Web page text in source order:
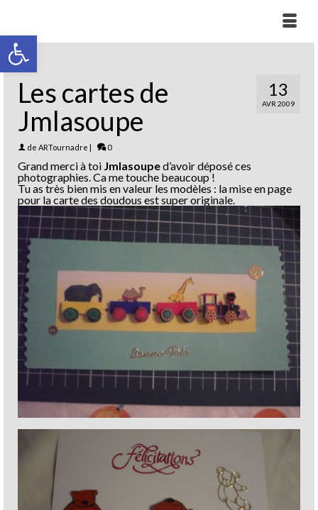
Ouvrir la barre d’outils
13
AVR 2009
Les cartes de
Jmlasoupe
de ARTournadre | 0
Grand merci à toi Jmlasouped’avoir déposé ces
photographies. Ca me touche beaucoup !
Tu as très bien mis en valeur les modèles : la mise en page
pour la carte des doudous est super originale.